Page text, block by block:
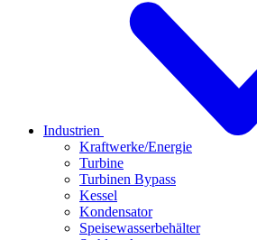
Industrien
Kraftwerke/Energie
Turbine
Turbinen Bypass
Kessel
Kondensator
Speisewasserbehälter